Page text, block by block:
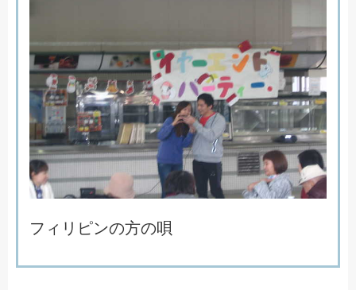
フ ィ リ ピンの方の唄